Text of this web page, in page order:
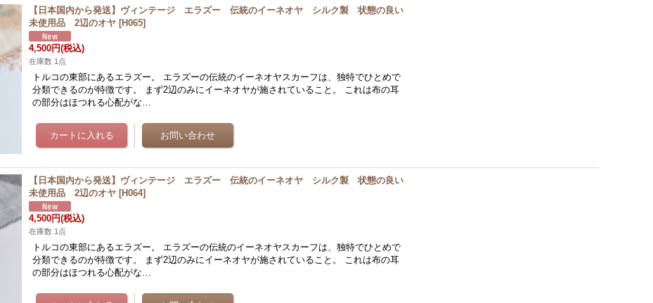
【日本国内から発送】ヴィンテージ エラズー 伝統のイーネオヤ シルク製 状態の良い
未使用品 2辺のオヤ [H065]
4,500円(税込)
在庫数 1点
トルコの東部にあるエラズー。 エラズーの伝統のイーネオヤスカーフは、独特でひとめで
分類できるのが特徴です。 まず2辺のみにイーネオヤが施されていること。 これは布の耳
の部分はほつれる心配がな…
【日本国内から発送】ヴィンテージ エラズー 伝統のイーネオヤ シルク製 状態の良い
未使用品 2辺のオヤ [H064]
4,500円(税込)
在庫数 1点
トルコの東部にあるエラズー。 エラズーの伝統のイーネオヤスカーフは、独特でひとめで
分類できるのが特徴です。 まず2辺のみにイーネオヤが施されていること。 これは布の耳
の部分はほつれる心配がな…